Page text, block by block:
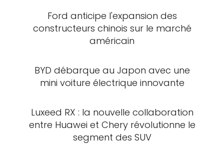
Ford anticipe l'expansion des
constructeurs chinois sur le marché
américain
BYD débarque au Japon avec une
mini voiture électrique innovante
Luxeed RX : la nouvelle collaboration
entre Huawei et Chery révolutionne le
segment des SUV